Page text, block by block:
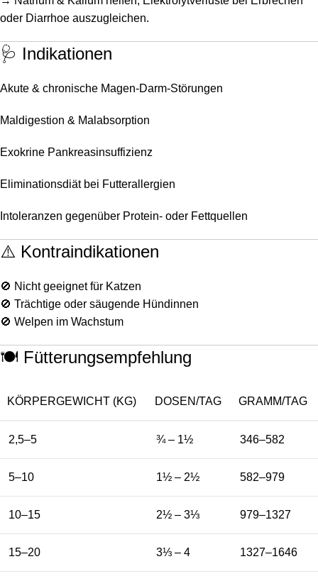
oder Diarrhoe auszugleichen.
🩺 Indikationen
Akute & chronische Magen-Darm-Störungen
Maldigestion & Malabsorption
Exokrine Pankreasinsuffizienz
Eliminationsdiät bei Futterallergien
Intoleranzen gegenüber Protein- oder Fettquellen
⚠️ Kontraindikationen
🚫 Nicht geeignet für Katzen
🚫 Trächtige oder säugende Hündinnen
🚫 Welpen im Wachstum
🍽️ Fütterungsempfehlung
KÖRPERGEWICHT (KG) DOSEN/TAG GRAMM/TAG
2,5–5 ¾ – 1½ 346–582
5–10 1½ – 2½ 582–979
10–15 2½ – 3⅓ 979–1327
15–20 3⅓ – 4 1327–1646